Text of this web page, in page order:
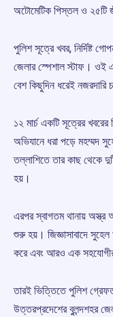
অটোমেটিক পিস্তল ও ২৫টি
পুলিশ সূত্রে খবর, নির্দিষ্ট
জেলার স্পেশাল স্টাফ। ওই
বেশ কিছুদিন ধরেই নজরদারি
১২ মার্চ একটি সূত্রের
অভিযানে ধরা পড়ে মহম্মদ
তল্লাশিতে তার কাছ থেকে
হয়।
এরপর স্বাগতম থানায়
শুরু হয়। জিজ্ঞাসাবাদে
করে এবং আরও এক সহযোগীর
তারই ভিত্তিতে পুলিশ
উত্তরপ্রদেশের বুলন্দশহর